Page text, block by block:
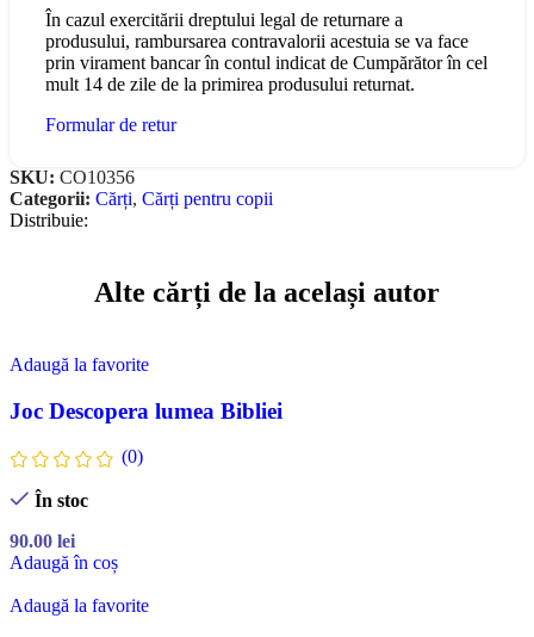
În cazul exercitării dreptului legal de returnare a
produsului, rambursarea contravalorii acestuia se va face
prin virament bancar în contul indicat de Cumpărător în cel
mult 14 de zile de la primirea produsului returnat.
Formular de retur
SKU: CO10356
Categorii: Cărți, Cărți pentru copii
Distribuie:
Alte cărți de la același autor
Adaugă la favorite
Joc Descopera lumea Bibliei
(0)
În stoc
90.00 lei
Adaugă în coș
Adaugă la favorite